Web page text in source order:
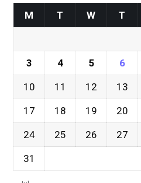
M T W T
3 4 5 6
10 11 12 13
17 18 19 20
24 25 26 27
31